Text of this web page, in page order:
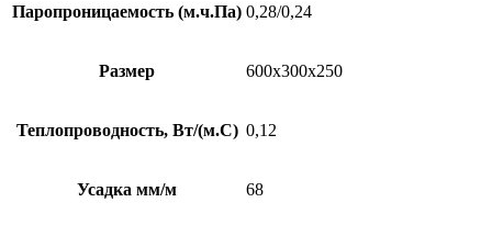
Паропроницаемость (м.ч.Па) 0,28/0,24
Размер 600х300х250
Теплопроводность, Вт/(м.С) 0,12
Усадка мм/м 68